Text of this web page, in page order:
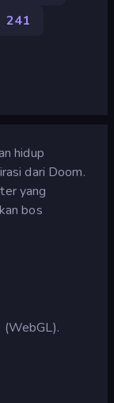
241
hidup
dari Doom.
yang
bos